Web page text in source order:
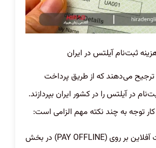
ثبت‌نام آیلتس در ایران
ترجیح می‌دهند که از طریق پرداخت
در آیلتس را در کشور ایران بپردازند.
کار توجه به چند نکته مهم الزامی است:
برای پرداخت آفلاین بر روی (PAY OFFLINE) در بخش